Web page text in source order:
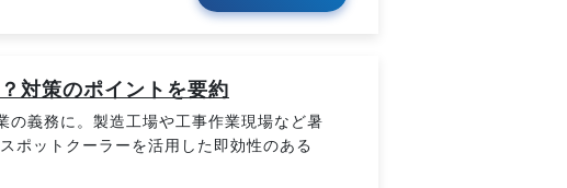
対策のポイントを要約
義務に。製造工場や工事作業現場など暑
ポットクーラーを活用した即効性のある